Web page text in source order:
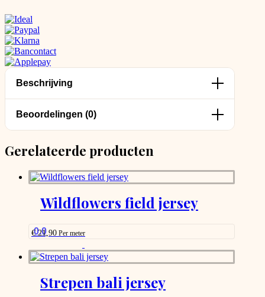
Beschrijving
Beoordelingen (0)
Gerelateerde producten
Wildflowers field jersey
0.0
€21,90 Per meter
product
has
that
Strepen bali jersey